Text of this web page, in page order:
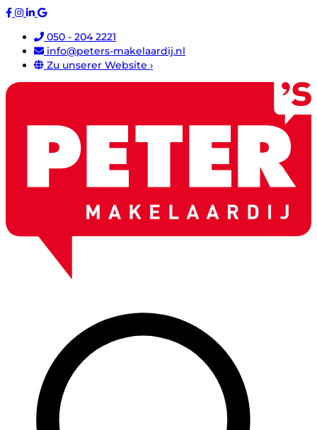
050 - 204 2221
info@peters-makelaardij.nl
Zu unserer Website ›